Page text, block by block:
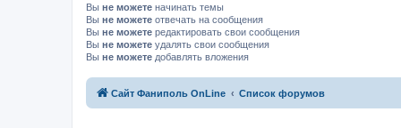
Вы не можете начинать темы
Вы не можете отвечать на сообщения
Вы не можете редактировать свои сообщения
Вы не можете удалять свои сообщения
Вы не можете добавлять вложения
Сайт Фаниполь OnLine Список форумов